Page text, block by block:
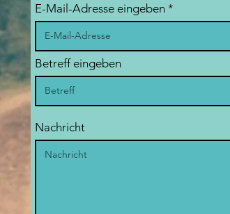
E-Mail-Adresse eingeben
Betreff eingeben
Nachricht